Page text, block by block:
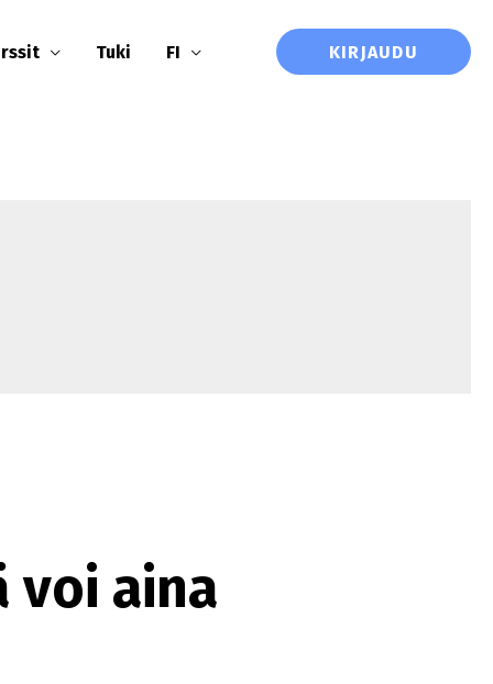
Tuki FI KIRJAUDU
voi aina